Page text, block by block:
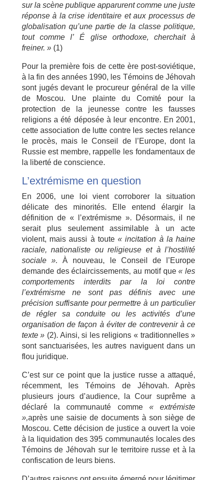
sur la scène publique apparurent comme une juste
réponse à la crise identitaire et aux processus de
globalisation qu’une partie de la classe politique,
tout comme l’É
glise orthodoxe, cherchait à
freiner. »(1)
Pour la première fois de cette ère post-soviétique,
à la fin des années 1990, les Témoins de Jéhovah
sont jugés devant le procureur général de la ville
de Moscou. Une plainte du Comité pour la
protection de la jeunesse contre les fausses
religions a été déposée à leur encontre. En 2001,
cette association de lutte contre les sectes relance
le procès, mais le Conseil de l’Europe, dont la
Russie est membre, rappelle les fondamentaux de
la liberté de conscience.
L’extrémisme en question
En 2006, une loi vient corroborer la situation
délicate des minorités. Elle entend élargir la
définition de « l’extrémisme ». Désormais, il ne
serait plus seulement assimilable à un acte
violent, mais aussi à toute«incitation à la haine
raciale, nationaliste ou religieuse et à l’hostilité
sociale ».À nouveau, le Conseil de l’Europe
demande des éclaircissements, au motif que« les
comportements interdits par la loi contre
l’extrémisme ne sont pas définis avec une
précision suffisante pour permettre à un particulier
de régler sa conduite ou les activités d’une
organisation de façon à éviter de contrevenir à ce
texte » (2). Ainsi, si les religions « traditionnelles »
sont sanctuarisées, les autres naviguent dans un
flou juridique.
C’est sur ce point que la justice russe a attaqué,
récemment, les Témoins de Jéhovah. Après
plusieurs jours d’audience, la Cour suprême a
déclaré la communauté comme « extrémiste
»,après une saisie de documents à son siège de
Moscou. Cette décision de justice a ouvert la voie
à la liquidation des 395 communautés locales des
Témoins de Jéhovah sur le territoire russe et à la
confiscation de leurs biens.